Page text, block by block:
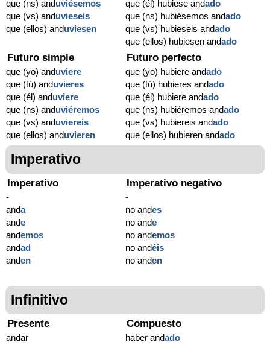
que (ns) anduviésemos
que (vs) anduvieseis
que (ellos) anduviesen
que (él) hubiese andado
que (ns) hubiésemos andado
que (vs) hubieseis andado
que (ellos) hubiesen andado
Futuro simple
que (yo) anduviere
que (tú) anduvieres
que (él) anduviere
que (ns) anduviéremos
que (vs) anduviereis
que (ellos) anduvieren
Futuro perfecto
que (yo) hubiere andado
que (tú) hubieres andado
que (él) hubiere andado
que (ns) hubiéremos andado
que (vs) hubiereis andado
que (ellos) hubieren andado
Imperativo
Imperativo
-
anda
ande
andemos
andad
anden
Imperativo negativo
-
no andes
no ande
no andemos
no andéis
no anden
Infinitivo
Presente
andar
Compuesto
haber andado